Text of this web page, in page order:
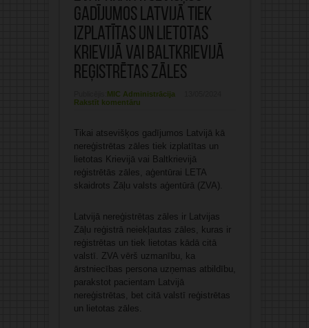
gadījumos Latvijā tiek
izplatītas un lietotas
Krievijā vai Baltkrievijā
reģistrētas zāles
MIC Administrācija
Rakstīt komentāru
Tikai atsevišķos gadījumos Latvijā kā
nereģistrētas zāles tiek izplatītas un
lietotas Krievijā vai Baltkrievijā
reģistrētās zāles, aģentūrai LETA
skaidrots Zāļu valsts aģentūrā (ZVA).
Latvijā nereģistrētas zāles ir Latvijas
Zāļu reģistrā neiekļautas zāles, kuras ir
reģistrētas un tiek lietotas kādā citā
valstī. ZVA vērš uzmanību, ka
ārstniecības persona uzņemas atbildību,
parakstot pacientam Latvijā
nereģistrētas, bet citā valstī reģistrētas
un lietotas zāles.